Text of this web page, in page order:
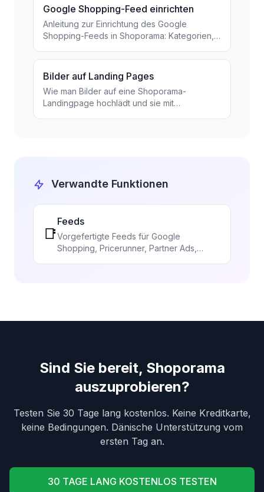
Google Shopping-Feed einrichten
Anleitung zur Einrichtung des Google
Shopping-Feeds in Shoporama: Kategorien,
ID und Katalogabgleich...
Bilder auf Landing Pages
Wie man Bilder auf eine Shoporama-
Landingpage hochlädt und sie mit
Verwandte Funktionen
📑
Feeds
Vorgefertigte Feeds für Google
Shopping, Pricerunner, Partner Ads,
Sind Sie bereit, Shoporama
auszuprobieren?
Testen Sie 30 Tage lang kostenlos. Keine Kreditkarte,
keine Bedingungen. Dänische Unterstützung vom
ersten Tag an.
30 TAGE LANG KOSTENLOS TESTEN